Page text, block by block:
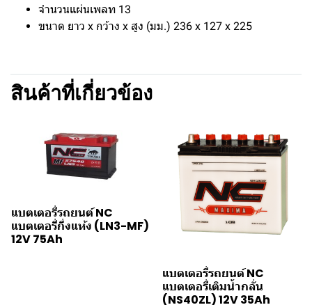
จำนวนแผ่นเพลท 13
ขนาด ยาว x กว้าง x สูง (มม.) 236 x 127 x 225
สินค้าที่เกี่ยวข้อง
แบตเตอรี่รถยนต์ NC
แบตเตอรี่กึ่งแห้ง (LN3-MF)
12V 75Ah
แบตเตอรี่รถยนต์ NC
แบตเตอรี่เติมน้ำกลั่น
(NS40ZL) 12V 35Ah